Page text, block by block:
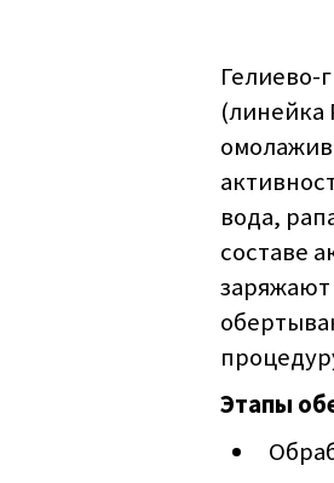
Гелиево-
(линейка
вода,
составе
заряжают
Этапы